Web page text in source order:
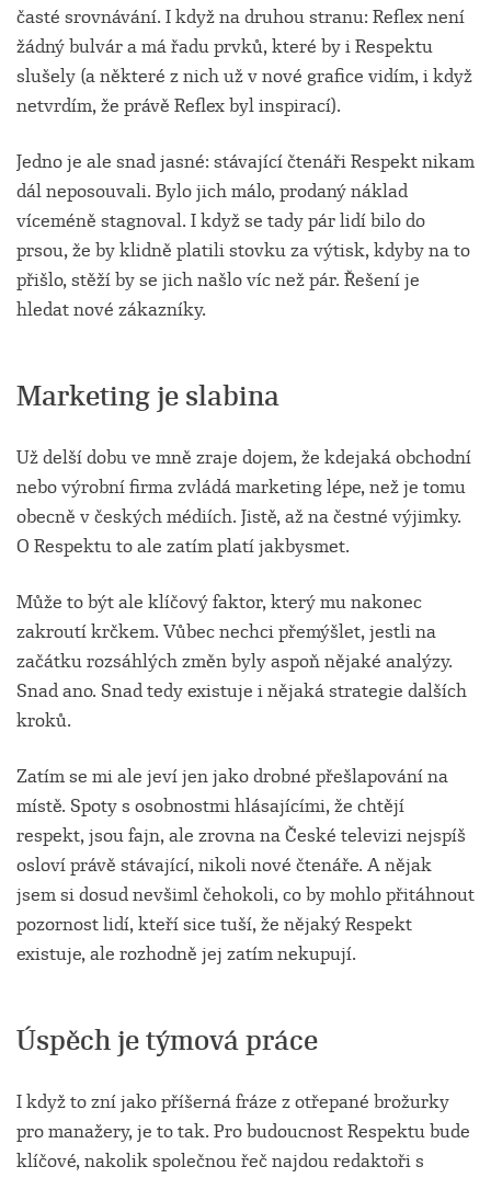
časté srovnávání. I když na druhou stranu: Reflex není
žádný bulvár a má řadu prvků, které by i Respektu
slušely (a některé z nich už v nové grafice vidím, i když
netvrdím, že právě Reflex byl inspirací).
Jedno je ale snad jasné: stávající čtenáři Respekt nikam
dál neposouvali. Bylo jich málo, prodaný náklad
víceméně stagnoval. I když se tady pár lidí bilo do
prsou, že by klidně platili stovku za výtisk, kdyby na to
přišlo, stěží by se jich našlo víc než pár. Řešení je
hledat nové zákazníky.
Marketing je slabina
Už delší dobu ve mně zraje dojem, že kdejaká obchodní
nebo výrobní firma zvládá marketing lépe, než je tomu
obecně v českých médiích. Jistě, až na čestné výjimky.
O Respektu to ale zatím platí jakbysmet.
Může to být ale klíčový faktor, který mu nakonec
zakroutí krčkem. Vůbec nechci přemýšlet, jestli na
začátku rozsáhlých změn byly aspoň nějaké analýzy.
Snad ano. Snad tedy existuje i nějaká strategie dalších
kroků.
Zatím se mi ale jeví jen jako drobné přešlapování na
místě. Spoty s osobnostmi hlásajícími, že chtějí
respekt, jsou fajn, ale zrovna na České televizi nejspíš
osloví právě stávající, nikoli nové čtenáře. A nějak
jsem si dosud nevšiml čehokoli, co by mohlo přitáhnout
pozornost lidí, kteří sice tuší, že nějaký Respekt
existuje, ale rozhodně jej zatím nekupují.
Úspěch je týmová práce
I když to zní jako příšerná fráze z otřepané brožurky
pro manažery, je to tak. Pro budoucnost Respektu bude
klíčové, nakolik společnou řeč najdou redaktoři s